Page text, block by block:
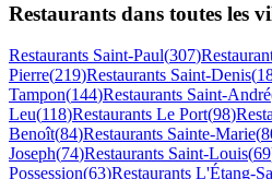
Restaurants dans toutes les
Restaurants Saint-Paul(307)
Pierre(219)Restaurants Saint-Denis(
Tampon(144)Restaurants Saint-André
Leu(118)Restaurants Le Port(98)
Benoît(84)Restaurants Sainte-Marie(
Joseph(74)Restaurants Saint-Louis(69
Possession(63)Restaurants L'Étang-